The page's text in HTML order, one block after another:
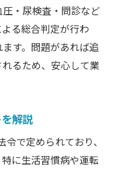
成金最新情報を紹
賢く抑えるコツ
の補助制度の活用
体検査の負担を軽
・尿検査・問診など
る総合判定が行わ
す。問題があれば追
るため、安心して業
解説
で定められており、
に生活習慣病や運転